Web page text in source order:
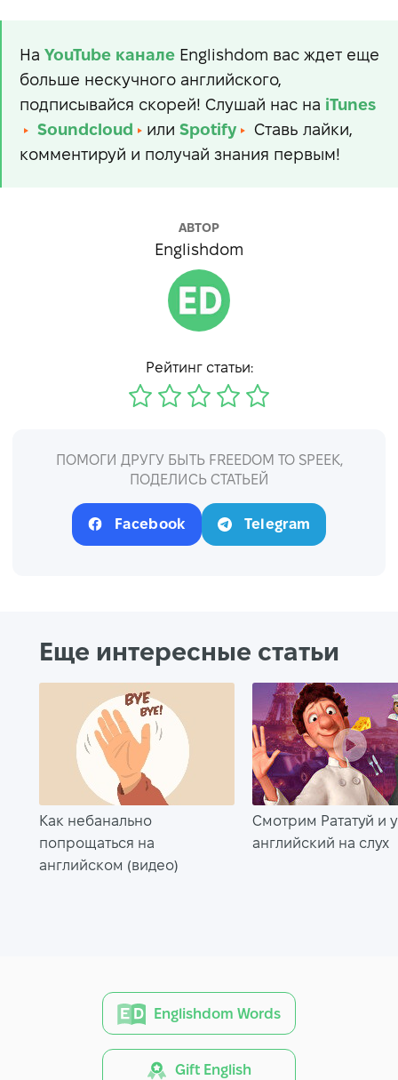
На YouTube канале Englishdom вас ждет еще
больше нескучного английского,
подписывайся скорей! Слушай нас на iTunes
Soundcloud
или Spotify
Ставь лайки,
комментируй и получай знания первым!
АВТОР
Englishdom
Рейтинг статьи:
ПОМОГИ ДРУГУ БЫТЬ FREEDOM TO SPEEK,
ПОДЕЛИСЬ СТАТЬЕЙ
Facebook Telegram
Еще интересные статьи
Как небанально
попрощаться на
английском (видео)
Смотрим Рататуй и
английский на слух
Englishdom Words
Gift English